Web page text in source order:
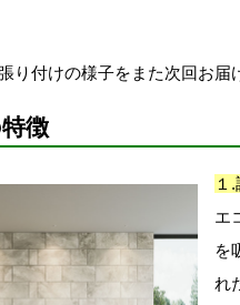
り付けの様子をまた次回お届
徴
１
エ
を
れ